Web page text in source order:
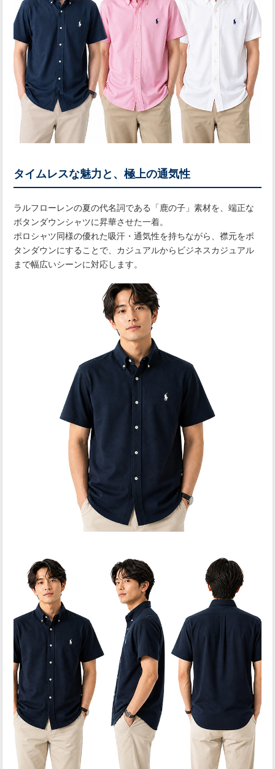
タイムレスな魅力と、極上の通気性
ラルフローレンの夏の代名詞である「鹿の子」素材を、端正な
ボタンダウンシャツに昇華させた一着。
ポロシャツ同様の優れた吸汗・通気性を持ちながら、襟元をボ
タンダウンにすることで、カジュアルからビジネスカジュアル
まで幅広いシーンに対応します。